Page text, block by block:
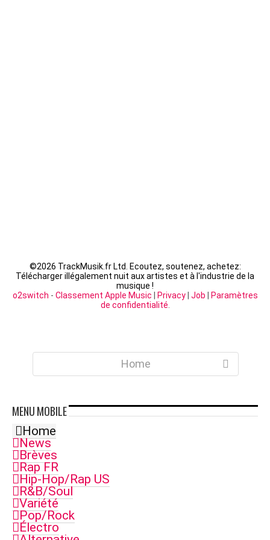
©2026 TrackMusik.fr Ltd. Ecoutez, soutenez, achetez:
Télécharger illégalement nuit aux artistes et à l'industrie de la
musique !
o2switch - Classement Apple Music Privacy| Job
Paramètres
de confidentialité
Home
MENUMOBILE
Home
News
Brèves
Rap FR
Hip-Hop/Rap US
R&B/Soul
Variété
Pop/Rock
Électro